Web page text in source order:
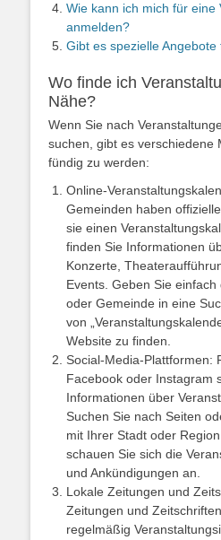
Wie kann ich mich für eine
anmelden?
Gibt es spezielle
Wo finde ich
Nähe?
Wenn Sie nach
suchen, gibt es verschiedene
fündig zu werden:
Online-
Gemeinden haben
sie einen
finden Sie Informationen
Konzerte,
Events. Geben Sie
oder Gemeinde in eine
von
Website zu finden.
Social-Media-Plattformen:
Facebook oder Instagram
Informationen über
Suchen Sie nach Seiten
mit Ihrer Stadt oder
schauen Sie sich die
und Ankündigungen an.
Lokale Zeitungen und
Zeitungen und
regelmäßig